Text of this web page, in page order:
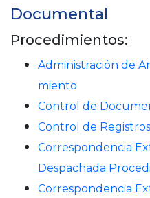
Documental
Procedimientos:
Administración de
miento
Control de
Control de
Correspondencia
Despachada
Correspondencia